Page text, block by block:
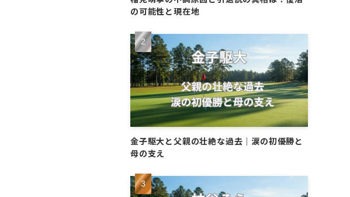
の可能性と現在地
金子駆大と父親の壮絶な過去｜涙の初優勝と
母の支え